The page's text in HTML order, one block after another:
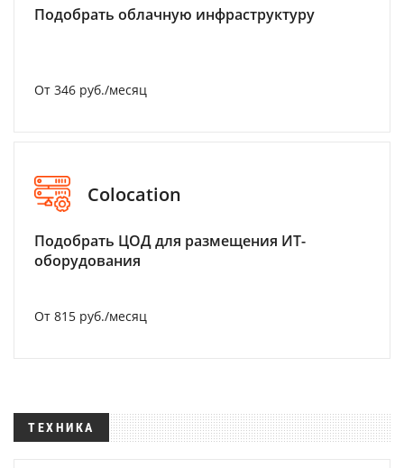
Подобрать облачную инфраструктуру
От 346 руб./месяц
Colocation
Подобрать ЦОД для размещения ИТ-
оборудования
От 815 руб./месяц
ТЕХНИКА